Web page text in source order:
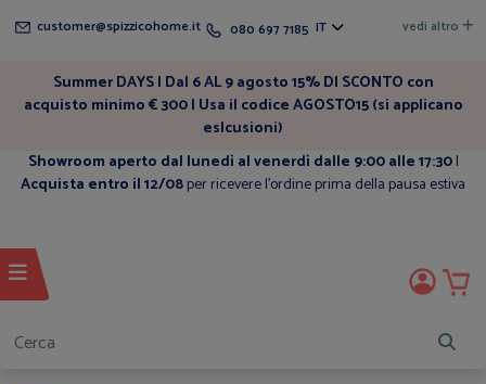
customer@spizzicohome.it 080 697 7185 IT vedi altro
Summer DAYS | Dal 6 AL 9 agosto 15% DI SCONTO con
acquisto minimo € 300 | Usa il codice AGOSTO15 (si applicano
eslcusioni)
Showroom aperto dal lunedì al venerdì dalle 9:00 alle 17:30|
Acquista entro il 12/08per ricevere l'ordine prima della pausa estiva